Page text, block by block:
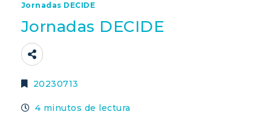
Jornadas DECIDE
Jornadas DECIDE
20230713
4 minutos de lectura